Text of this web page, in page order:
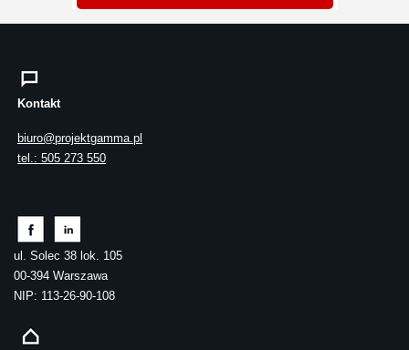
Kontakt
biuro@projektgamma.pl
tel.: 505 273 550
ul. Solec 38 lok. 105
00-394 Warszawa
NIP: 113-26-90-108